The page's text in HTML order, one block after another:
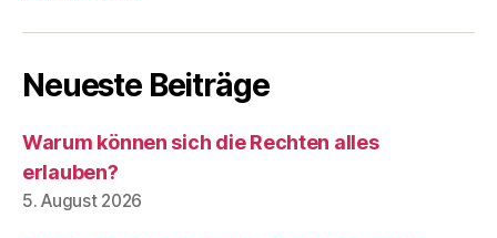
Neueste Beiträge
Warum können sich die Rechten alles
erlauben?
5. August 2026